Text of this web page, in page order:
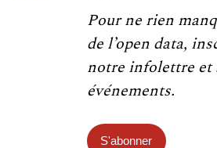
Pour ne rien
de l’open data,
notre infolettre et
événements.
S'abonner